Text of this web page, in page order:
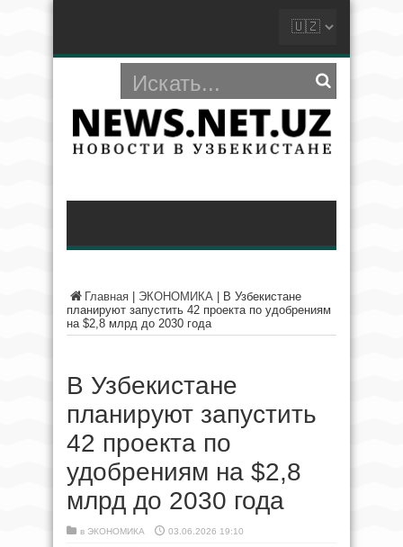
Главная ЭКОНОМИКА
В Узбекистане
планируют запустить 42 проекта по удобрениям
на $2,8 млрд до 2030 года
В Узбекистане
планируют запустить
42 проекта по
удобрениям на $2,8
млрд до 2030 года
в ЭКОНОМИКА 03.06.2026 19:10